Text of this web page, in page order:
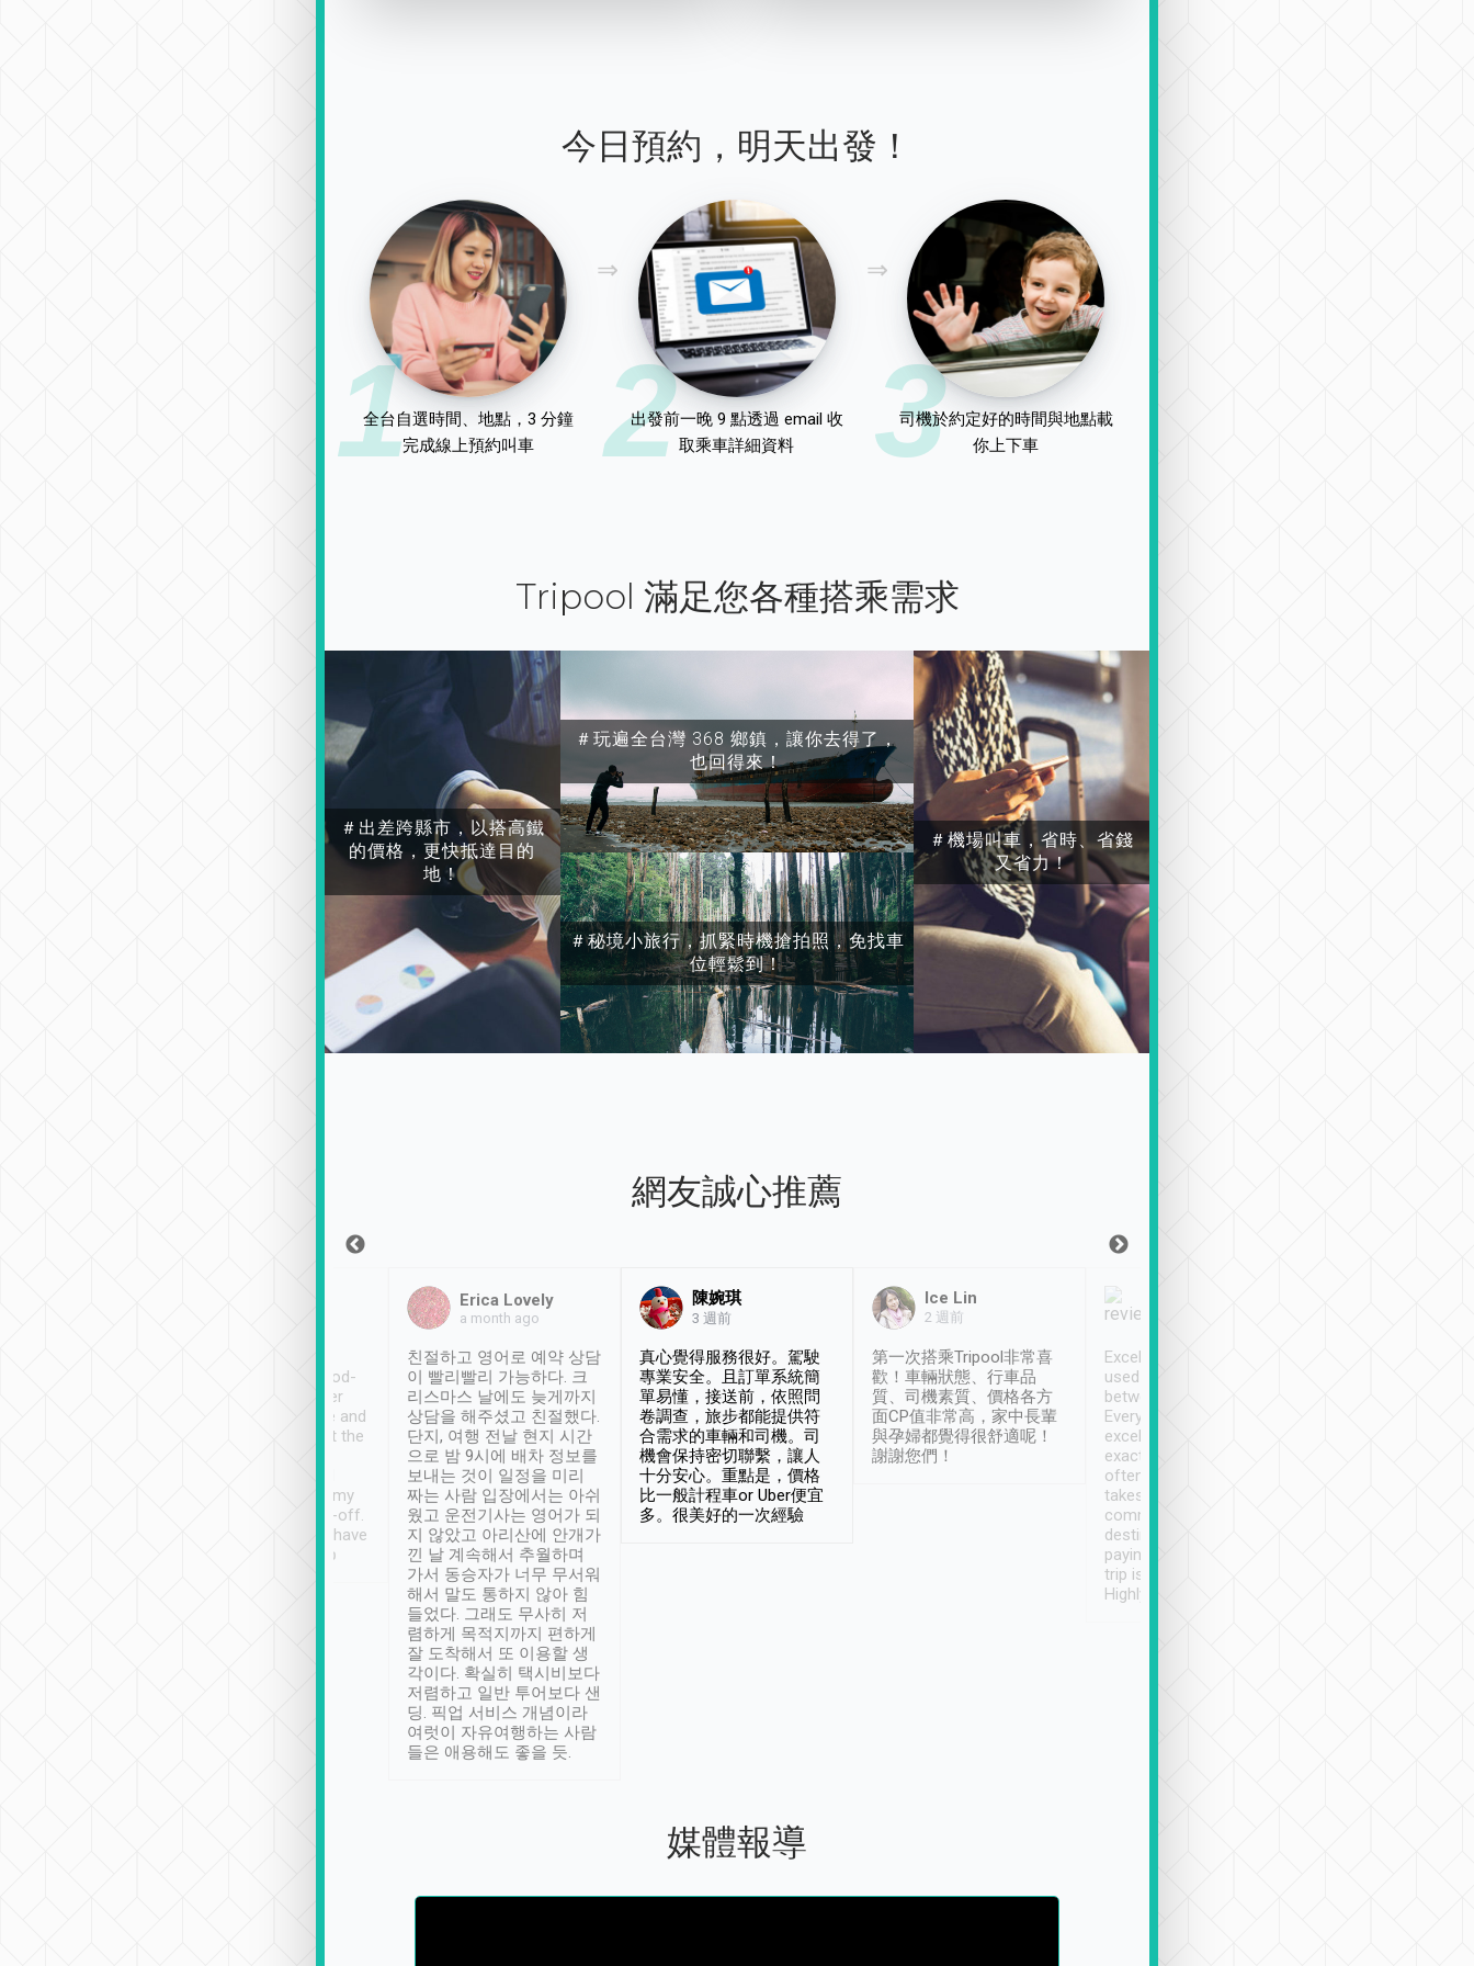
今日預約，明天出發！
1
全台自選時間、地點，3 分鐘
完成線上預約叫車
2
出發前一晚 9 點透過 email 收
取乘車詳細資料
3
司機於約定好的時間與地點載
你上下車
Tripool 滿足您各種搭乘需求
＃出差跨縣市，以搭高鐵
的價格，更快抵達目的
地！
＃玩遍全台灣 368 鄉鎮，讓你去得了，
也回得來！
＃秘境小旅行，抓緊時機搶拍照，免找車
位輕鬆到！
＃機場叫車，省時、省錢
又省力！
網友誠心推薦
service, vehicles in good-
condition and the driver
service was awesome and
thoughtful. Driver went the
have safely arrived at my
destination after drop-off.
Definitely something I have
not seen elsewhere 👍
Erica Lovely
a month ago
친절하고 영어로 예약 상담
이 빨리빨리 가능하다. 크
리스마스 날에도 늦게까지
상담을 해주셨고 친절했다.
단지, 여행 전날 현지 시간
으로 밤 9시에 배차 정보를
보내는 것이 일정을 미리
짜는 사람 입장에서는 아쉬
웠고 운전기사는 영어가 되
지 않았고 아리산에 안개가
낀 날 계속해서 추월하며
가서 동승자가 너무 무서워
해서 말도 통하지 않아 힘
들었다. 그래도 무사히 저
렴하게 목적지까지 편하게
잘 도착해서 또 이용할 생
각이다. 확실히 택시비보다
저렴하고 일반 투어보다 샌
딩. 픽업 서비스 개념이라
여럿이 자유여행하는 사람
들은 애용해도 좋을 듯.
陳婉琪
3 週前
真心覺得服務很好。駕駛
專業安全。且訂單系統簡
單易懂，接送前，依照問
卷調查，旅步都能提供符
合需求的車輛和司機。司
機會保持密切聯繫，讓人
十分安心。重點是，價格
比一般計程車or Uber便宜
多。很美好的一次經驗
Ice Lin
2 週前
第一次搭乘Tripool非常喜
歡！車輛狀態、行車品
質、司機素質、價格各方
面CP值非常高，家中長輩
與孕婦都覺得很舒適呢！
謝謝您們！
Excellent service. We have
used Tripool to travel
between cities in Taiwan.
Every driver has been
excellent and arrives
exactly on time. As there is
often limited English it
takes the difficulty out of
communicating the
destination details and
paying online prior to the
trip is very convenient.
Highly recommended
媒體報導